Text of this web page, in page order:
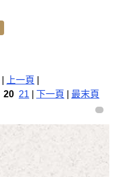
上一頁
20 21 下一頁 最末頁